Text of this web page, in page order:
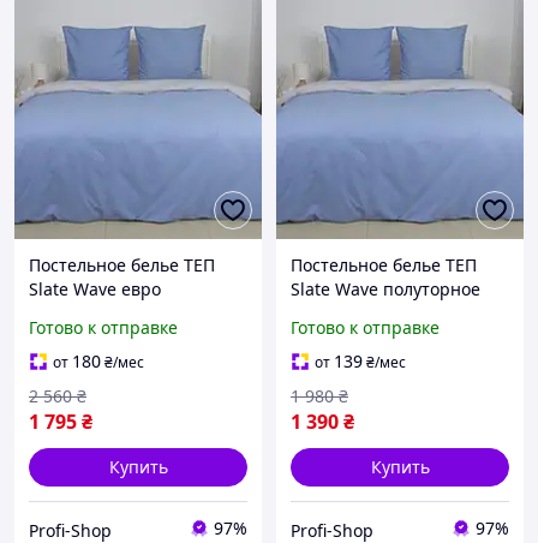
Постельное белье ТЕП
Slate Wave евро
Голубой (38480200215)
Готово к отправке
от 180₴/мес
1 795₴
2 560 ₴
Купить
Profi-Shop 97%
Постельное белье ТЕП
Slate Wave полуторное
Голубой (38510150215)
Готово к отправке
от 139₴/мес
1 390₴
1 980 ₴
Купить
Profi-Shop 97%